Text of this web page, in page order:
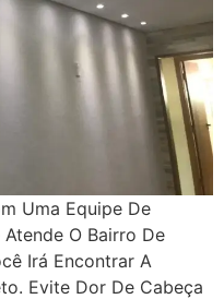
Uma Equipe De
O Bairro De
Irá Encontrar A
Evite Dor De Cabeça